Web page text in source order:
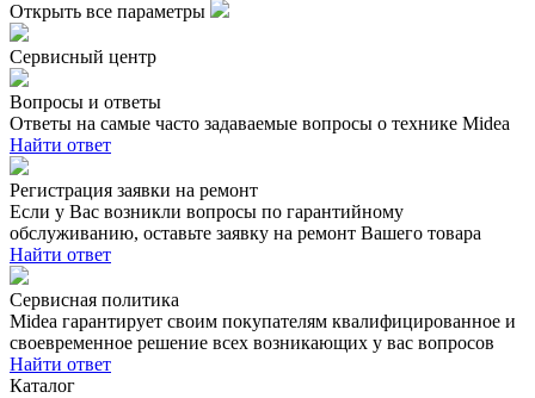
Открыть все параметры
Сервисный центр
Вопросы и ответы
Ответы на самые часто задаваемые вопросы о технике Midea
Найти ответ
Регистрация заявки на ремонт
Если у Вас возникли вопросы по гарантийному
обслуживанию, оставьте заявку на ремонт Вашего товара
Найти ответ
Сервисная политика
Midea гарантирует своим покупателям квалифицированное и
своевременное решение всех возникающих у вас вопросов
Найти ответ
Каталог